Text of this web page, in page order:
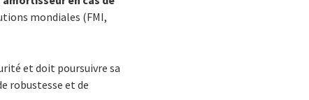
mondiales (FMI,
et doit poursuivre sa
robustesse et de